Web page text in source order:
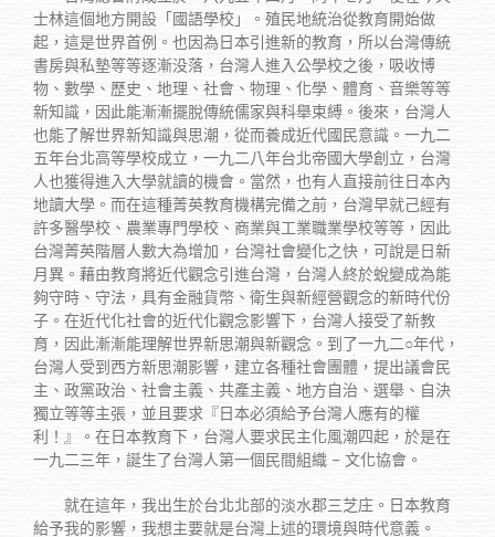
士林這個地方開設「國語學校」。殖民地統治從教育開始做
起，這是世界首例。也因為日本引進新的教育，所以台灣傳統
書房與私墊等等逐漸没落，台灣人進入公學校之後，吸收博
物、數學、歷史、地理、社會、物理、化學、體育、音樂等等
新知識，因此能漸漸擺脫傳統儒家與科舉束縛。後來，台灣人
也能了解世界新知識與思潮，從而養成近代國民意識。一九二
五年台北高等學校成立，一九二八年台北帝國大學創立，台灣
人也獲得進入大學就讀的機會。當然，也有人直接前往日本內
地讀大學。而在這種菁英教育機構完備之前，台灣早就己經有
許多醫學校、農業專門學校、商業與工業職業學校等等，因此
台灣菁英階層人數大為增加，台灣社會變化之快，可說是日新
月異。藉由教育將近代觀念引進台灣，台灣人終於蛻變成為能
夠守時、守法，具有金融貨幣、衛生與新經營觀念的新時代份
子。在近代化社會的近代化觀念影響下，台灣人接受了新教
育，因此漸漸能理解世界新思潮與新觀念。到了一九二○年代，
台灣人受到西方新思潮影響，建立各種社會團體，提出議會民
主、政黨政治、社會主義、共產主義、地方自治、選舉、自決
獨立等等主張，並且要求『日本必須給予台灣人應有的權
利！』。在日本教育下，台灣人要求民主化風潮四起，於是在
一九二三年，誕生了台灣人第一個民間組織 – 文化協會。
就在這年，我出生於台北北部的淡水郡三芝庄。日本教育
給予我的影響，我想主要就是台灣上述的環境與時代意義。